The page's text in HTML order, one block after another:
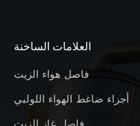
العلامات الساخنة
فاصل هواء الزيت
أجزاء ضاغط الهواء اللولبي